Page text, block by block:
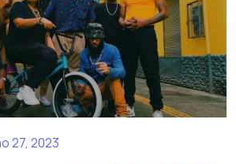
27, 2023